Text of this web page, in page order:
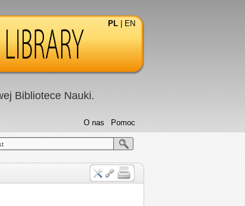
PL EN
Bibliotece Nauki.
Pomoc
O nas